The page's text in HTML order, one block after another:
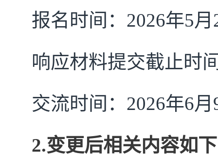
报名时间： 2026年5月
响应材料提交截止时
交流时间： 2026年6月
2.变更后相关内容如